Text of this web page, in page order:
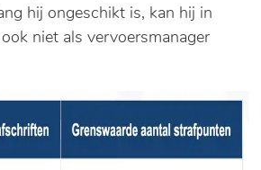
hij ongeschikt is, kan hij in
niet als vervoersmanager